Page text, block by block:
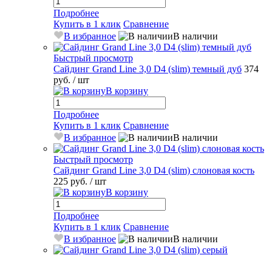
Подробнее
Купить в 1 клик Сравнение
В избранное
В наличии
Быстрый просмотр
Сайдинг Grand Line 3,0 D4 (slim) темный дуб 374
руб. / шт
В корзину
Подробнее
Купить в 1 клик Сравнение
В избранное
В наличии
Быстрый просмотр
Сайдинг Grand Line 3,0 D4 (slim) слоновая кость
225 руб. / шт
В корзину
Подробнее
Купить в 1 клик Сравнение
В избранное
В наличии